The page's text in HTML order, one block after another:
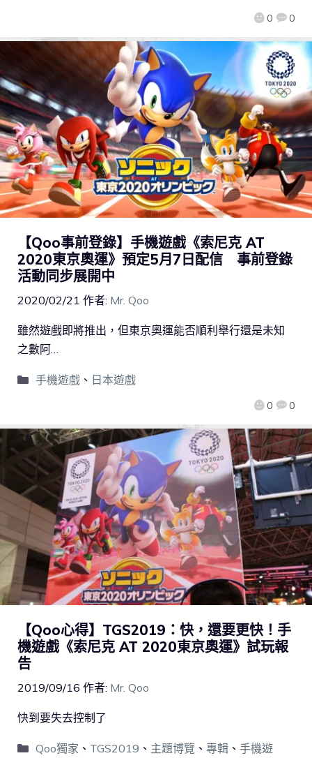
0 0
【Qoo事前登錄】手機遊戲《索尼克 AT
2020東京奧運》預定5月7日配信 事前登錄
活動同步展開中
2020/02/21 作者: Mr. Qoo
0 0
雖然遊戲即將推出，但東京奧運能否順利舉行還是未知
之數阿…
手機遊戲、 日本遊戲
【Qoo心得】TGS2019：快，還要更快！手
機遊戲《索尼克 AT 2020東京奧運》試玩報
告
2019/09/16 作者: Mr. Qoo
快到要失去控制了
Qoo獨家 、 TGS2019 、 主題博覽 、 專輯、 手機遊